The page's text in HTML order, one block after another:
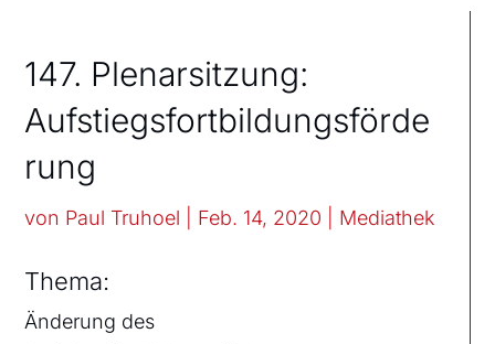
147. Plenarsitzung:
Aufstiegsfortbildungsförde
rung
von Paul Truhoel Feb. 14, 2020 Mediathek
Thema:
Änderung des